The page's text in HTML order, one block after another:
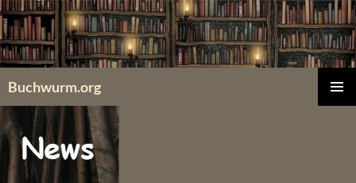
Zum
Inhalt
springen
Buchwurm.org